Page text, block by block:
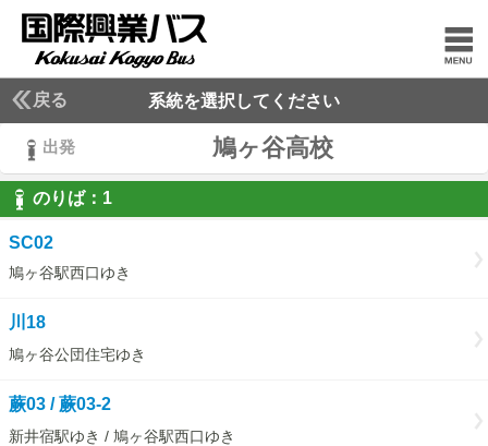
戻る 系統を選択してください
出発 鳩ヶ谷高校
のりば： 1
1
SC02
鳩ヶ谷駅西口ゆき
川18
鳩ヶ谷公団住宅ゆき
蕨03 / 蕨03-2
新井宿駅ゆき / 鳩ヶ谷駅西口ゆき